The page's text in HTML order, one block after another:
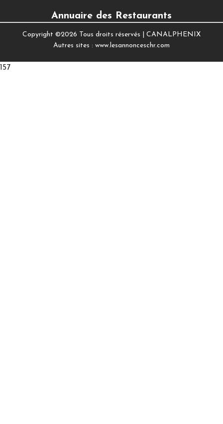
Annuaire des Restaurants
Copyright ©2026 Tous droits réservés | CANALPHENIX
Autres sites : www.lesannonceschr.com
157